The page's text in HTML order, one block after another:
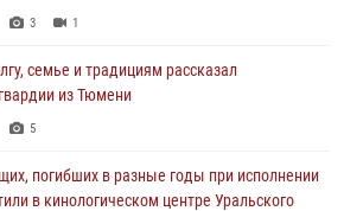
3 1
семье и традициям рассказал
из Тюмени
5
погибших в разные годы при исполнении
в кинологическом центре Уральского